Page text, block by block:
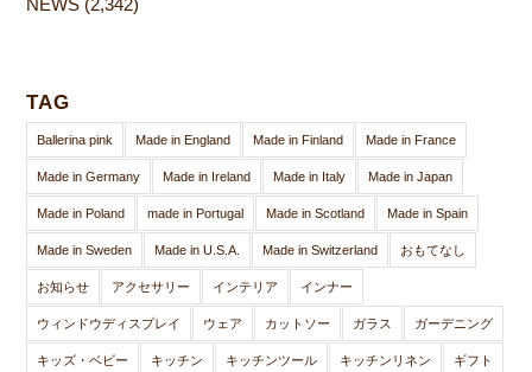
NEWS (2,342)
TAG
Ballerina pink Made in England Made in Finland Made in France
Made in Germany Made in Ireland Made in Italy Made in Japan
Made in Poland made in Portugal Made in Scotland Made in Spain
Made in Sweden Made in U.S.A. Made in Switzerland おもてなし
お知らせ アクセサリー インテリア インナー
ウィンドウディスプレイ ウェア カットソー ガラス ガーデニング
キッズ・ベビー キッチン キッチンツール キッチンリネン ギフト